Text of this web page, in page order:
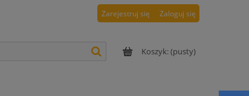
Zarejestruj się Zaloguj się
Koszyk:(pusty)